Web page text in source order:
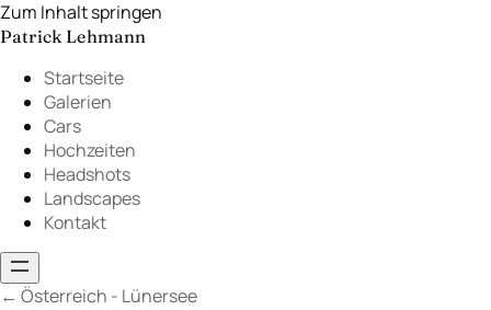
Zum Inhalt springen
Patrick Lehmann
Startseite
Galerien
Cars
Hochzeiten
Headshots
Landscapes
Kontakt
← Österreich - Lünersee